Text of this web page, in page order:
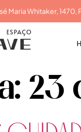
Maria Whitaker, 1470,
23